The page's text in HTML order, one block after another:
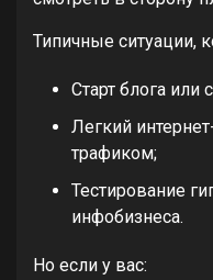
Типичные ситуации,
Старт блога или
Легкий
трафиком;
Тестирование
инфобизнеса.
Но если у вас: